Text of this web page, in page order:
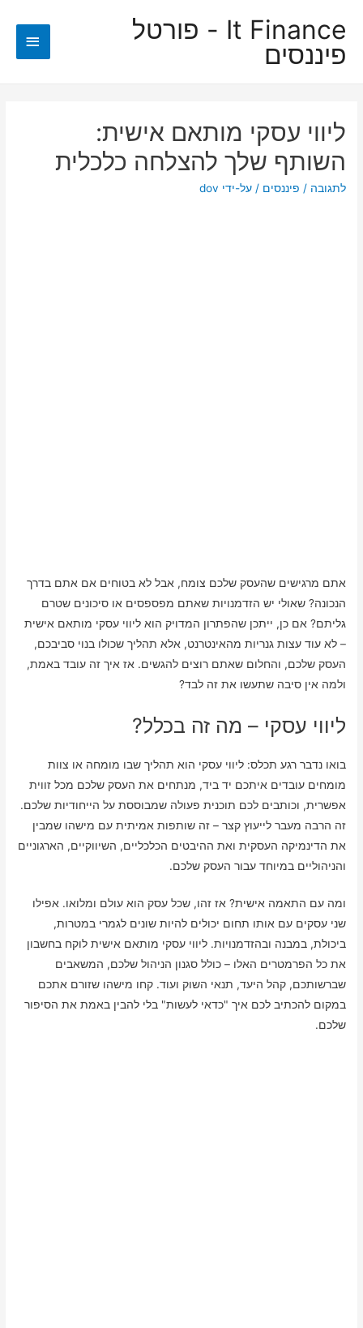
It Finance - פורטל
פיננסים
ליווי עסקי מותאם אישית:
השותף שלך להצלחה כלכלית
לתגובה / פיננסים / על-ידי dov
אתם מרגישים שהעסק שלכם צומח, אבל לא בטוחים אם אתם בדרך
הנכונה? שאולי יש הזדמנויות שאתם מפספסים או סיכונים שטרם
גליתם? אם כן, ייתכן שהפתרון המדויק הוא ליווי עסקי מותאם אישית
– לא עוד עצות גנריות מהאינטרנט, אלא תהליך שכולו בנוי סביבכם,
העסק שלכם, והחלום שאתם רוצים להגשים. אז איך זה עובד באמת,
ולמה אין סיבה שתעשו את זה לבד?
ליווי עסקי – מה זה בכלל?
בואו נדבר רגע תכלס: ליווי עסקי הוא תהליך שבו מומחה או צוות
מומחים עובדים איתכם יד ביד, מנתחים את העסק שלכם מכל זווית
אפשרית, וכותבים לכם תוכנית פעולה שמבוססת על הייחודיות שלכם.
זה הרבה מעבר לייעוץ קצר – זה שותפות אמיתית עם מישהו שמבין
את הדינמיקה העסקית ואת ההיבטים הכלכליים, השיווקיים, הארגוניים
והניהוליים במיוחד עבור העסק שלכם.
ומה עם התאמה אישית? אז זהו, שכל עסק הוא עולם ומלואו. אפילו
שני עסקים עם אותו תחום יכולים להיות שונים לגמרי במטרות,
ביכולת, במבנה ובהזדמנויות. ליווי עסקי מותאם אישית לוקח בחשבון
את כל הפרמטרים האלו – כולל סגנון הניהול שלכם, המשאבים
שברשותכם, קהל היעד, תנאי השוק ועוד. קחו מישהו שזורם אתכם
במקום להכתיב לכם איך "כדאי לעשות" בלי להבין באמת את הסיפור
שלכם.